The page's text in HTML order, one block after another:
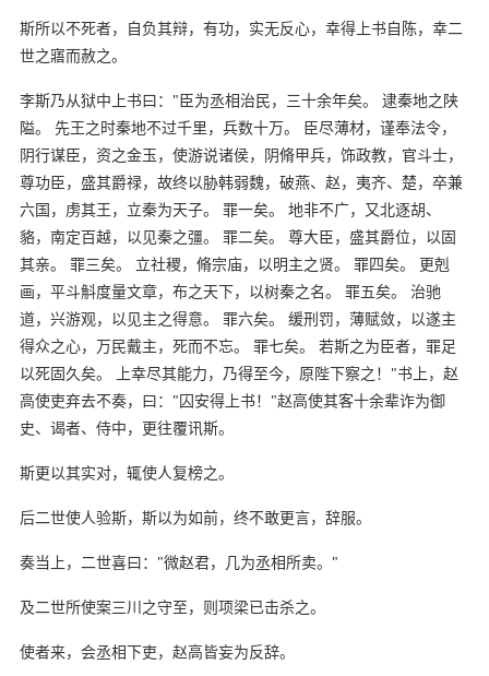
斯所以不死者，自负其辩，有功，实无反心，幸得上书自陈，幸二
世之寤而赦之。
李斯乃从狱中上书曰："臣为丞相治民，三十余年矣。 逮秦地之陕
隘。 先王之时秦地不过千里，兵数十万。 臣尽薄材，谨奉法令，
阴行谋臣，资之金玉，使游说诸侯，阴脩甲兵，饰政教，官斗士，
尊功臣，盛其爵禄，故终以胁韩弱魏，破燕、赵，夷齐、楚，卒兼
六国，虏其王，立秦为天子。 罪一矣。 地非不广，又北逐胡、
貉，南定百越，以见秦之彊。 罪二矣。 尊大臣，盛其爵位，以固
其亲。 罪三矣。 立社稷，脩宗庙，以明主之贤。 罪四矣。 更剋
画，平斗斛度量文章，布之天下，以树秦之名。 罪五矣。 治驰
道，兴游观，以见主之得意。 罪六矣。 缓刑罚，薄赋敛，以遂主
得众之心，万民戴主，死而不忘。 罪七矣。 若斯之为臣者，罪足
以死固久矣。 上幸尽其能力，乃得至今，原陛下察之！"书上，赵
高使吏弃去不奏，曰："囚安得上书！"赵高使其客十余辈诈为御
史、谒者、侍中，更往覆讯斯。
斯更以其实对，辄使人复榜之。
后二世使人验斯，斯以为如前，终不敢更言，辞服。
奏当上，二世喜曰："微赵君，几为丞相所卖。"
及二世所使案三川之守至，则项梁已击杀之。
使者来，会丞相下吏，赵高皆妄为反辞。